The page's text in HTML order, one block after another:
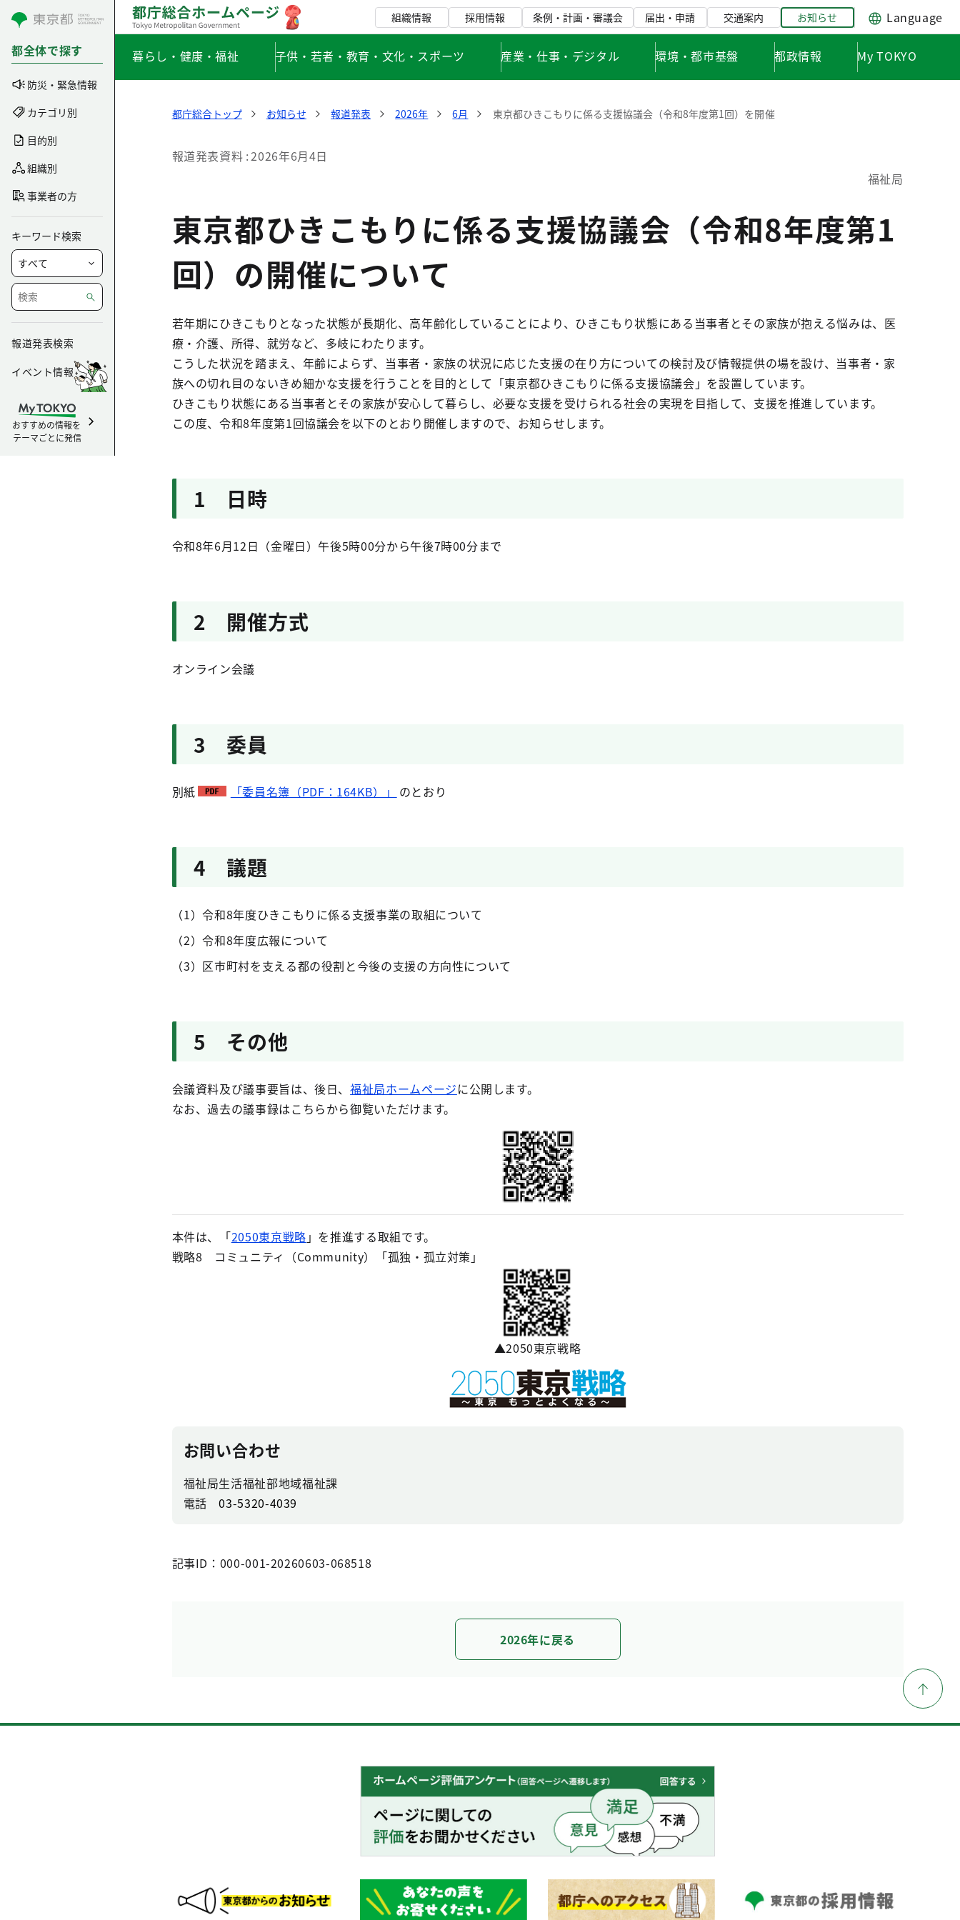
コンテンツにスキップ
都全体で探す
防災・緊急情報
カテゴリ別
目的別
組織別
事業者の方
キーワード検索
報道発表検索
イベント情報
おすすめの情報を
テーマごとに発信
組織情報 採用情報 条例・計画・審議会 届出・申請 交通案内 お知らせ Language
暮らし・健康・福祉 子供・若者・教育・文化・スポーツ 産業・仕事・デジタル 環境・都市基盤 都政情報 My TOKYO
都庁総合トップ お知らせ 報道発表 2026年 6月 東京都ひきこもりに係る支援協議会（令和8年度第1回）を開催
報道発表資料 2026年6月4日
福祉局
東京都ひきこもりに係る支援協議会（令和8年度第1
回）の開催について
若年期にひきこもりとなった状態が長期化、高年齢化していることにより、ひきこもり状態にある当事者とその家族が抱える悩みは、医
療・介護、所得、就労など、多岐にわたります。
こうした状況を踏まえ、年齢によらず、当事者・家族の状況に応じた支援の在り方についての検討及び情報提供の場を設け、当事者・家
族への切れ目のないきめ細かな支援を行うことを目的として「東京都ひきこもりに係る支援協議会」を設置しています。
ひきこもり状態にある当事者とその家族が安心して暮らし、必要な支援を受けられる社会の実現を目指して、支援を推進しています。
この度、令和8年度第1回協議会を以下のとおり開催しますので、お知らせします。
1 日時
令和8年6月12日（金曜日）午後5時00分から午後7時00分まで
2 開催方式
オンライン会議
3 委員
別紙 「委員名簿（PDF：164KB）」 のとおり
4 議題
（1）令和8年度ひきこもりに係る支援事業の取組について
（2）令和8年度広報について
（3）区市町村を支える都の役割と今後の支援の方向性について
5 その他
会議資料及び議事要旨は、後日、福祉局ホームページに公開します。
なお、過去の議事録はこちらから御覧いただけます。
本件は、「2050東京戦略 」を推進する取組です。
戦略8 コミュニティ（Community）「孤独・孤立対策」
▲2050東京戦略
お問い合わせ
福祉局生活福祉部地域福祉課
電話03-5320-4039
記事ID：000-001-20260603-068518
2026年に戻る